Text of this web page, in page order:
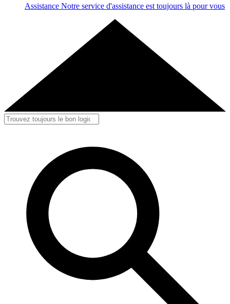
Assistance Notre service d'assistance est toujours là pour vous